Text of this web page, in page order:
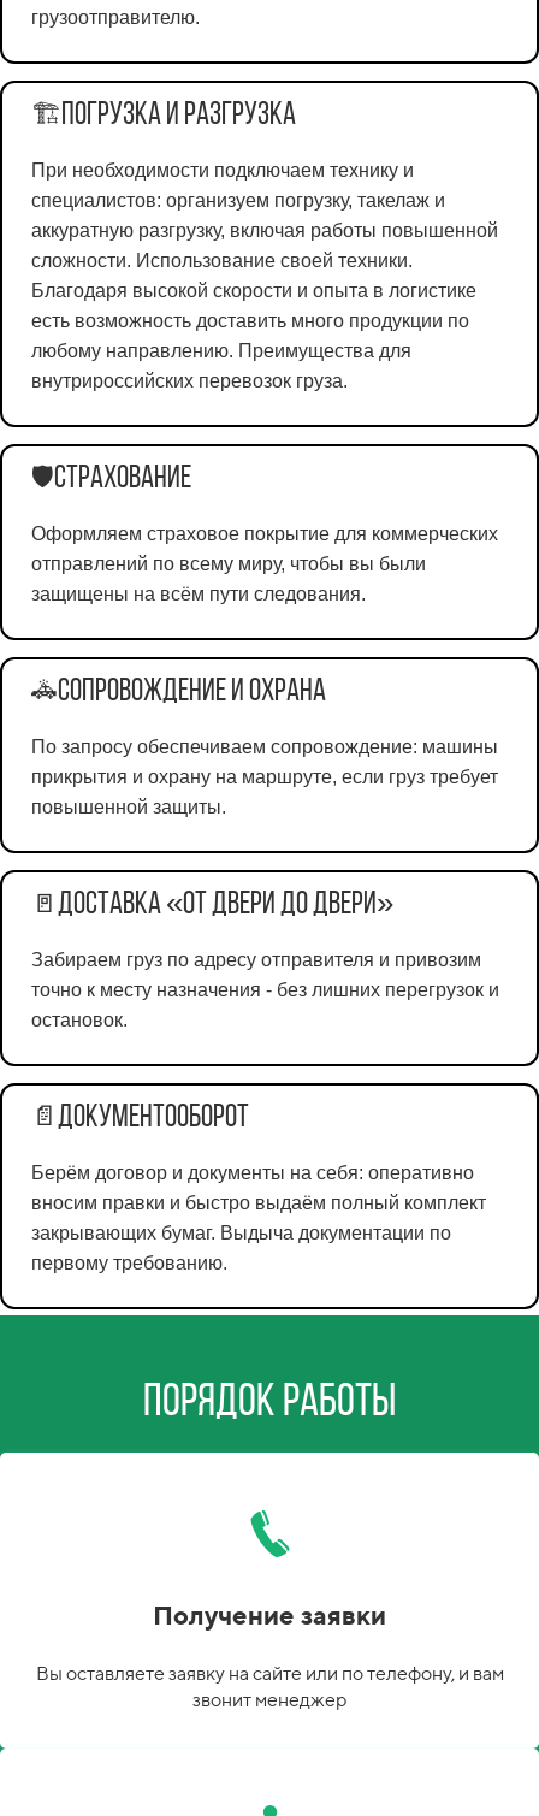
грузоотправителю.
🏗️Погрузка и разгрузка
При необходимости подключаем технику и
специалистов: организуем погрузку, такелаж и
аккуратную разгрузку, включая работы повышенной
сложности. Использование своей техники.
Благодаря высокой скорости и опыта в логистике
есть возможность доставить много продукции по
любому направлению. Преимущества для
внутрироссийских перевозок груза.
🛡️Страхование
Оформляем страховое покрытие для коммерческих
отправлений по всему миру, чтобы вы были
защищены на всём пути следования.
🚓Сопровождение и охрана
По запросу обеспечиваем сопровождение: машины
прикрытия и охрану на маршруте, если груз требует
повышенной защиты.
🚪 Доставка «от двери до двери»
Забираем груз по адресу отправителя и привозим
точно к месту назначения - без лишних перегрузок и
остановок.
📄 Документооборот
Берём договор и документы на себя: оперативно
вносим правки и быстро выдаём полный комплект
закрывающих бумаг. Выдыча документации по
первому требованию.
Порядок работы
Получение заявки
Вы оставляете заявку на сайте или по телефону, и вам
звонит менеджер